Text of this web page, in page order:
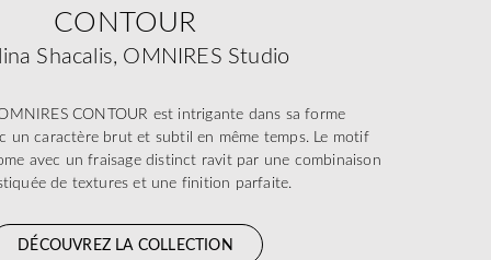
CONTOUR
Shacalis, OMNIRES Studio
CONTOUR est intrigante dans sa forme
un caractère brut et subtil en même temps. Le motif
avec un fraisage distinct ravit par une combinaison
de textures et une finition parfaite.
DÉCOUVREZ LA COLLECTION